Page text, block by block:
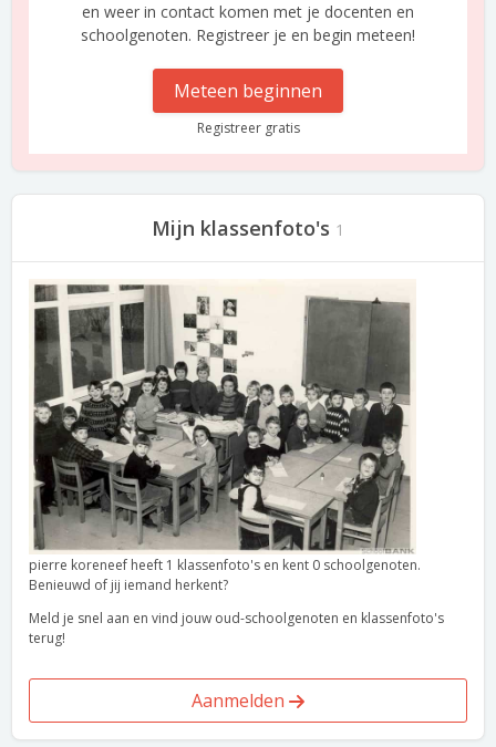
en weer in contact komen met je docenten en
schoolgenoten. Registreer je en begin meteen!
Meteen beginnen
Registreer gratis
Mijn klassenfoto's 1
pierre koreneef heeft 1 klassenfoto's en kent 0 schoolgenoten.
Benieuwd of jij iemand herkent?
Meld je snel aan en vind jouw oud-schoolgenoten en klassenfoto's
terug!
Aanmelden